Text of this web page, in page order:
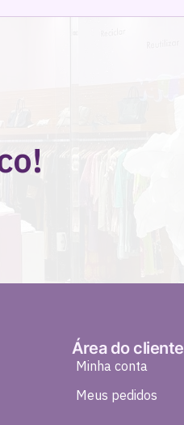
Área do cliente
Minha conta
Meus pedidos